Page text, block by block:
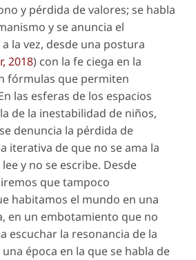
y pérdida de valores; se habla
y se anuncia el
la vez, desde una postura
2018) con la fe ciega en la
fórmulas que permiten
las esferas de los espacios
de la inestabilidad de niños,
denuncia la pérdida de
iterativa de que no se ama la
y no se escribe. Desde
que tampoco
habitamos el mundo en una
en un embotamiento que no
escuchar la resonancia de la
época en la que se habla de